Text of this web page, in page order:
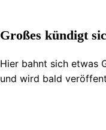
Großes kündigt
Hier bahnt sich etwas
und wird bald